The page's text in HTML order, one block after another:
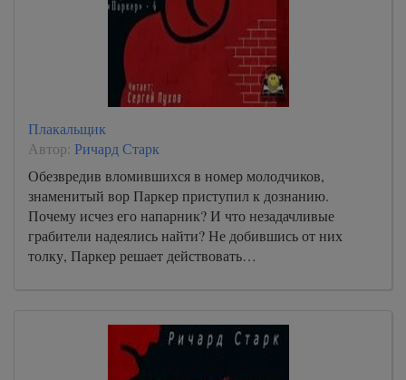
Плакальщик
Автор: Ричард Старк
Обезвредив вломившихся в номер молодчиков,
знаменитый вор Паркер приступил к дознанию.
Почему исчез его напарник? И что незадачливые
грабители надеялись найти? Не добившись от них
толку, Паркер решает действовать…